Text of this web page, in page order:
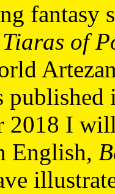
fantasy
of
published
2018 I
English,